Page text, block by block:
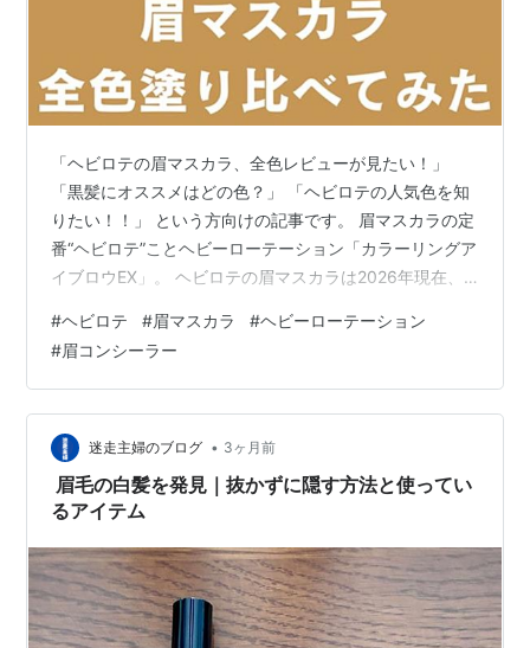
「ヘビロテの眉マスカラ、全色レビューが見たい！」
「黒髪にオススメはどの色？」 「ヘビロテの人気色を知
りたい！！」 という方向けの記事です。 眉マスカラの定
番“ヘビロテ”ことヘビーローテーション「カラーリングア
イブロウEX」。 ヘビロテの眉マスカラは2026年現在、
どれか迷ってしまいますよね…！ そこで今回は、ヘビロ
テ眉マスカラ2026年発売の新色「16アッシュグレージ
ュ」を含む全11色をすべて実際に塗り比べてみました！
髪色別のおすすめカラー、最新の人気色、リアルな比較
写真をたっぷり載せているので、ぜひ色選びの参考にし
てくださいね！ ＞＞…
#ヘビロテ #眉マスカラ #ヘビーローテーション
#眉コンシーラー
迷走主婦のブログ • 3ヶ月前
眉毛の白髪を発見｜抜かずに隠す方法と使ってい
るアイテム